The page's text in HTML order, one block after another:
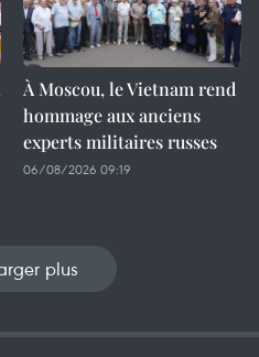
À Moscou, le Vietnam rend
hommage aux anciens
experts militaires russes
06/08/2026 09:19
plus